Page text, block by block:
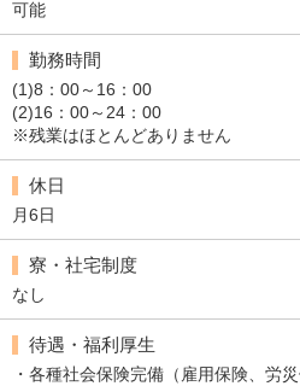
可能
勤務時間
(1)8：00～16：00
(2)16：00～24：00
※残業はほとんどありません
休日
月6日
寮・社宅制度
なし
待遇・福利厚生
・各種社会保険完備（雇用保険、労